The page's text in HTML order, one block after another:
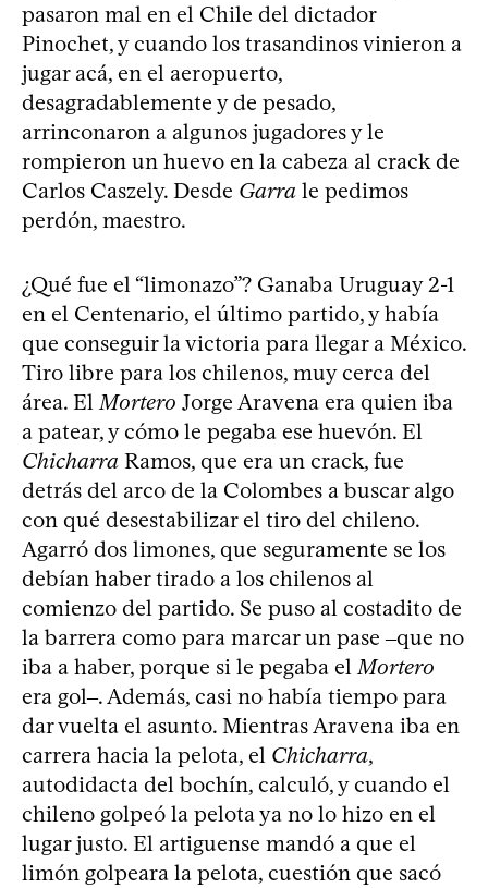
pasaron mal en el Chile del dictador
Pinochet, y cuando los trasandinos vinieron a
jugar acá, en el aeropuerto,
desagradablemente y de pesado,
arrinconaron a algunos jugadores y le
rompieron un huevo en la cabeza al crack de
Carlos Caszely. Desde Garra le pedimos
perdón, maestro.
¿Qué fue el “limonazo”? Ganaba Uruguay 2-1
en el Centenario, el último partido, y había
que conseguir la victoria para llegar a México.
Tiro libre para los chilenos, muy cerca del
área. ElMortero Jorge Aravena era quien iba
a patear, y cómo le pegaba ese huevón. El
Chicharra Ramos, que era un crack, fue
detrás del arco de la Colombes a buscar algo
con qué desestabilizar el tiro del chileno.
Agarró dos limones, que seguramente se los
debían haber tirado a los chilenos al
comienzo del partido. Se puso al costadito de
la barrera como para marcar un pase ‒que no
iba a haber, porque si le pegaba elMortero
era gol‒. Además, casi no había tiempo para
dar vuelta el asunto. Mientras Aravena iba en
carrera hacia la pelota, el Chicharra,
autodidacta del bochín, calculó, y cuando el
chileno golpeó la pelota ya no lo hizo en el
lugar justo. El artiguense mandó a que el
limón golpeara la pelota, cuestión que sacó